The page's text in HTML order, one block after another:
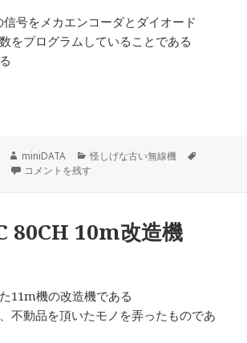
号をメカエンコーダとダイオード
をプログラムしていることである
作
成
miniDATA
カ
テ
怪しげな古い無線機
FORMAC 80CH 10m改造機 その2 に
コメントを残す
80CH 10m改造機
11m機の改造機である
不動品を頂いたモノを弄ったものであ